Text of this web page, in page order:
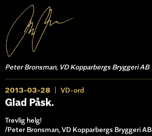
Peter Bronsman, VD Kopparbergs Bryggeri AB
2013-03-28 VD-ord
Glad Påsk.
Trevlig helg!
/Peter Bronsman, VD Kopparbergs Bryggeri AB